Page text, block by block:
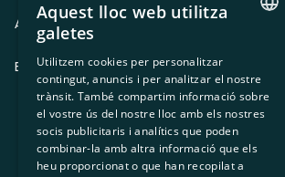
Premsa
Treballa amb nosaltres
Avis legal Política de privacitatPolítica de cookies
ES CAGLEU
SPANISH
GL
BASQUE
Aquest lloc web utilitza
galetes
Utilitzem cookies per personalitzar
contingut, anuncis i per analitzar el nostre
trànsit. També compartim informació sobre
el vostre ús del nostre lloc amb els nostres
socis publicitaris i analítics que poden
combinar-la amb altra informació que els
heu proporcionat o que han recopilat a